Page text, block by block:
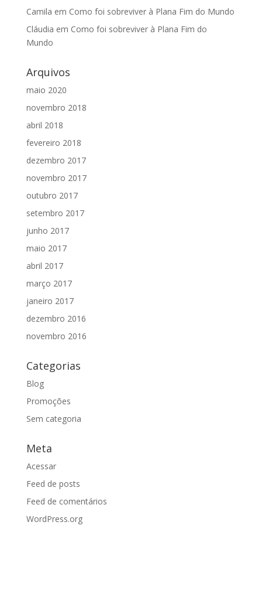
Camila em Como foi sobreviver à Plana Fim do Mundo
Cláudia em Como foi sobreviver à Plana Fim do
Mundo
Arquivos
maio 2020
novembro 2018
abril 2018
fevereiro 2018
dezembro 2017
novembro 2017
outubro 2017
setembro 2017
junho 2017
maio 2017
abril 2017
março 2017
janeiro 2017
dezembro 2016
novembro 2016
Categorias
Blog
Promoções
Sem categoria
Meta
Acessar
Feed de posts
Feed de comentários
WordPress.org